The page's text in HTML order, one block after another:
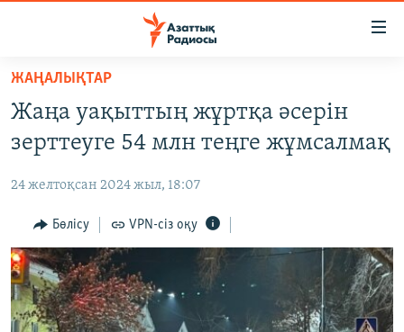
Skip
main
content
to
Navigation
Skip
to
Search
САЯСАТ
AZATTYQTV
ҚАҢТАР ОҚИҒАСЫ
АДАМ ҚҰҚЫҚТАРЫ
ӘЛЕУМЕТ
ӘЛЕМ
АРНАЙЫ ЖОБАЛАР
ЖАҢАЛЫҚТАР
Жаңа уақыттың жұртқа әсерін
зерттеуге 54 млн теңге жұмсалмақ
24 желтоқсан 2024 жыл, 18:07
Бөлісу VPN-сіз оқу